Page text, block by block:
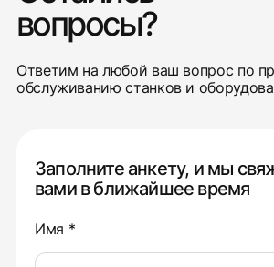
вопросы?
Ответим на любой ваш вопрос по
обслуживанию станков и
Заполните анкету, и мы
вами в ближайшее время
Имя *